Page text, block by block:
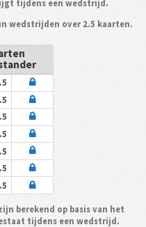
tijdens een wedstrijd.
wedstrijden over 2.5 kaarten.
berekend op basis van het
tijdens een wedstrijd.